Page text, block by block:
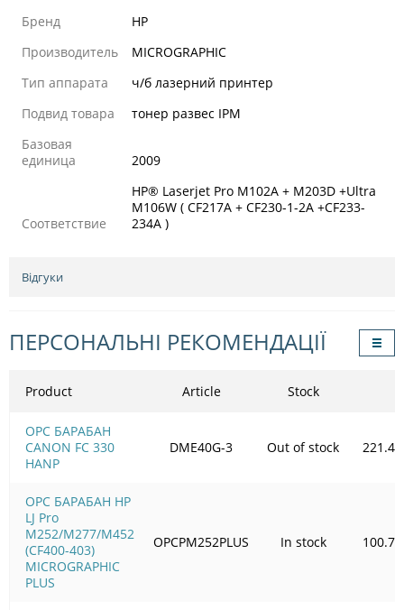
Бренд
HP
Производитель
MICROGRAPHIC
Тип аппарата
ч/б лазерний принтер
Подвид товара
тонер развес IPM
Базовая
единица
2009
Соответствие
HP® Laserjet Pro M102A + M203D +Ultra
M106W ( CF217A + CF230-1-2A +CF233-
234A )
Відгуки
ПЕРСОНАЛЬНІ РЕКОМЕНДАЦІЇ
Product
OPC БАРАБАН
CANON FC 330
HANP
OPC БАРАБАН HP
LJ Pro
M252/M277/M452
(CF400-403)
MICROGRAPHIC
PLUS
Article Stock
DME40G-3 Out of stock 221.49
OPCPM252PLUS In stock 100.72